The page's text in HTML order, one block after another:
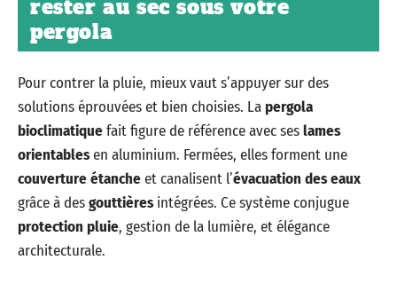
rester au sec sous votre
pergola
Pour contrer la pluie, mieux vaut s’appuyer sur des
solutions éprouvées et bien choisies. Lapergola
bioclimatiquefait figure de référence avec seslames
orientablesen aluminium. Fermées, elles forment une
couverture étancheet canalisent l’évacuation des eaux
grâce à desgouttièresintégrées. Ce système conjugue
protection pluie, gestion de la lumière, et élégance
architecturale.